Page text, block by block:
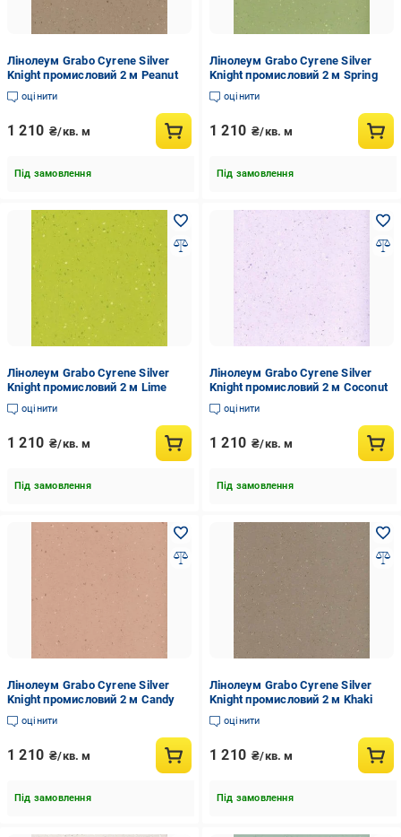
Лінолеум Grabo Cyrene Silver
Knight промисловий 2 м Peanut
оцінити
1 210 ₴/кв. м
Під замовлення
Лінолеум Grabo Cyrene Silver
Knight промисловий 2 м Spring
оцінити
1 210 ₴/кв. м
Під замовлення
Лінолеум Grabo Cyrene Silver
Knight промисловий 2 м Lime
оцінити
1 210 ₴/кв. м
Під замовлення
Лінолеум Grabo Cyrene Silver
Knight промисловий 2 м Coconut
оцінити
1 210 ₴/кв. м
Під замовлення
Лінолеум Grabo Cyrene Silver
Knight промисловий 2 м Candy
оцінити
1 210 ₴/кв. м
Під замовлення
Лінолеум Grabo Cyrene Silver
Knight промисловий 2 м Khaki
оцінити
1 210 ₴/кв. м
Під замовлення